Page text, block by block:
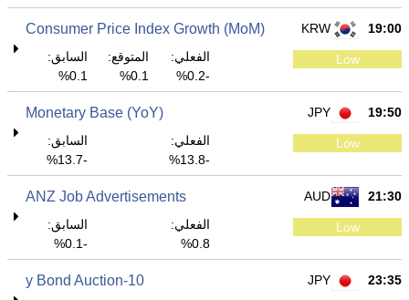
19:00
KRW
Consumer Price Index Growth (MoM)
Low
الفعلي:
-0.2%
المتوقع:
0.1%
السابق:
0.1%
19:50
JPY
Monetary Base (YoY)
Low
الفعلي:
-13.8%
السابق:
-13.7%
21:30
AUD
ANZ Job Advertisements
Low
الفعلي:
0.8%
السابق:
-0.1%
23:35
JPY
10-y Bond Auction